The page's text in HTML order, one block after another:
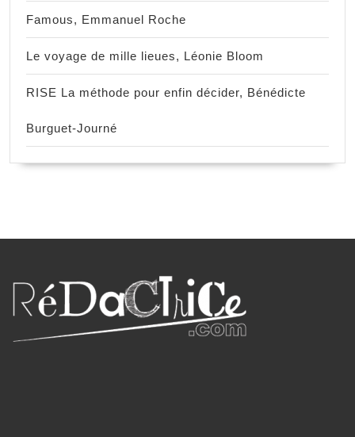
Famous, Emmanuel Roche
Le voyage de mille lieues, Léonie Bloom
RISE La méthode pour enfin décider, Bénédicte
Burguet-Journé